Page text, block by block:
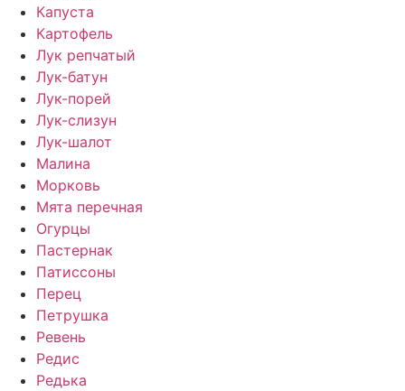
Капуста
Картофель
Лук репчатый
Лук-батун
Лук-порей
Лук-слизун
Лук-шалот
Малина
Морковь
Мята перечная
Огурцы
Пастернак
Патиссоны
Перец
Петрушка
Ревень
Редис
Редька